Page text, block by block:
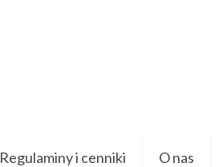
Regulaminy i cenniki O nas